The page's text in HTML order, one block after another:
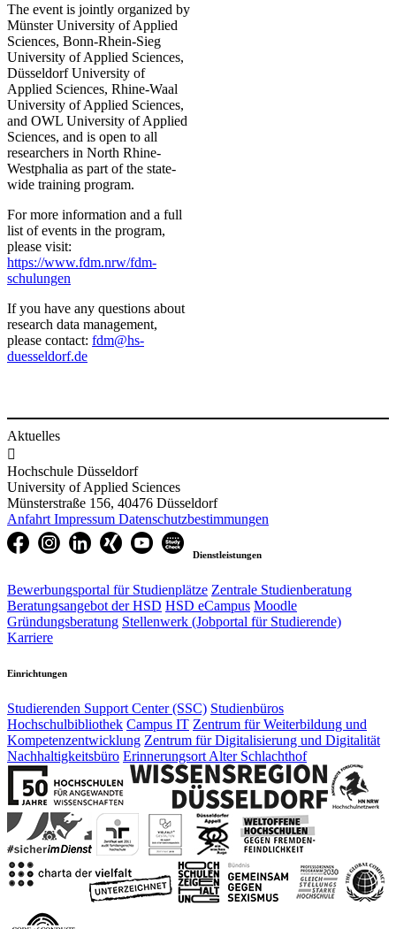
The event is jointly organized by
Münster University of Applied
Sciences, Bonn-Rhein-Sieg
University of Applied Sciences,
Düsseldorf University of
Applied Sciences, Rhine-Waal
University of Applied Sciences,
and OWL University of Applied
Sciences, and is open to all
researchers in North Rhine-
Westphalia as part of the state-
wide training program.
For more information and a full
list of events in the program,
please visit:
https://www.fdm.nrw/fdm-
schulungen​
​If you have any questions about
research data management,
please contact: fdm@hs-
duesseldorf.de​​​​​​
Aktuelles

Hochschule Düsseldorf
University of Applied Sciences
Münsterstraße 156, 40476 Düsseldorf
Anfahrt Impressum Datenschutzbestimmungen
Dienstleistungen
Bewerbungsportal für Studienplätze Zentrale Studienberatung
Beratungsangebot der HSD HSD eCampus Moodle
Gründungsberatung Stellenwerk (Jobportal für Studierende)
Karriere
Einrichtungen
Studierenden Support Center (SSC) Studienbüros
Hochschulbibliothek Campus IT Zentrum für Weiterbildung und
Kompetenzentwicklung Zentrum für Digitalisierung und Digitalität
Nachhaltigkeitsbüro Erinnerungsort Alter Schlachthof